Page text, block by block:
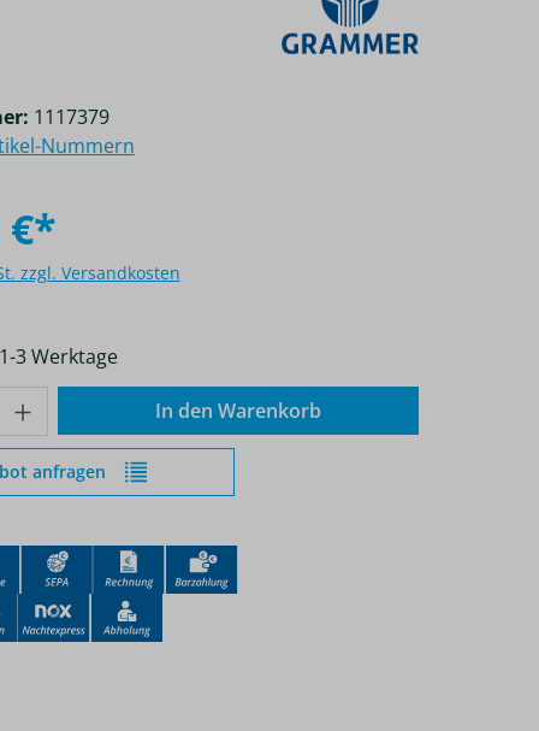
€*
zzgl. Versandkosten
3 Werktage
1117379
Nummern
Gib den gewünschten Wert ein
In den Warenkorb
anfragen